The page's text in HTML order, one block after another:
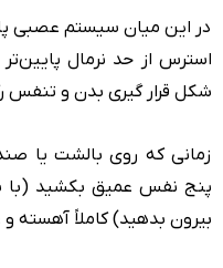
در این میان سیستم عصبی
استرس از حد نرمال
شکل قرار گیری بدن و تنفس
زمانی که روی بالشت یا
پنج نفس عمیق بکشید (با
بیرون بدهید) کاملاً آهسته و